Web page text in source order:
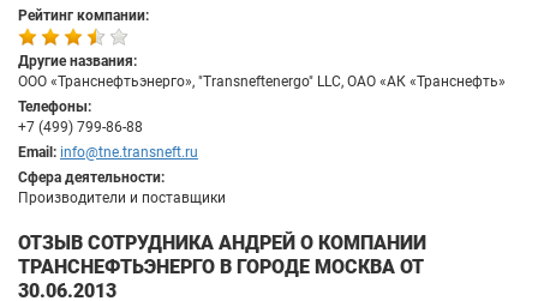
Рейтинг компании:
Другие названия:
ООО «Транснефтьэнерго», "Transneftenergo" LLC, ОАО «АК «Транснефть»
Телефоны:
+7 (499) 799-86-88
Email: info@tne.transneft.ru
Сфера деятельности:
Производители и поставщики
ОТЗЫВ СОТРУДНИКА АНДРЕЙ О КОМПАНИИ
ТРАНСНЕФТЬЭНЕРГО В ГОРОДЕ МОСКВА ОТ
30.06.2013